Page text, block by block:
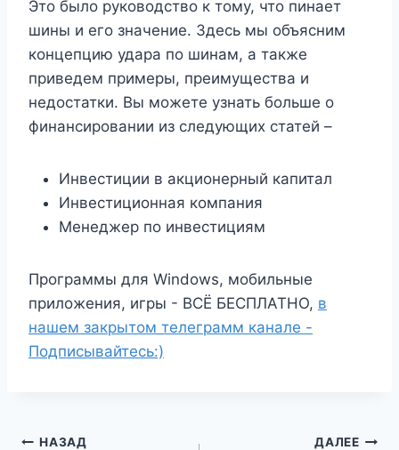
Это было руководство к тому, что пинает
шины и его значение. Здесь мы объясним
концепцию удара по шинам, а также
приведем примеры, преимущества и
недостатки. Вы можете узнать больше о
финансировании из следующих статей –
Инвестиции в акционерный капитал
Инвестиционная компания
Менеджер по инвестициям
Программы для Windows, мобильные
приложения, игры - ВСЁ БЕСПЛАТНО, в
нашем закрытом телеграмм канале -
Подписывайтесь:)
НАЗАД ДАЛЕЕ